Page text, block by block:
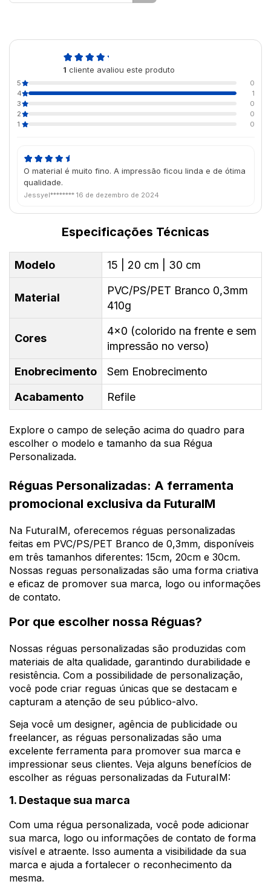
1 cliente avaliou este produto
5
0
4
1
3
0
2
0
1
0
O material é muito fino. A impressão ficou linda e de ótima
qualidade.
Jessyel******** 16 de dezembro de 2024
Especificações Técnicas
Modelo 15 | 20 cm | 30 cm
Material
PVC/PS/PET Branco 0,3mm
410g
Cores
4x0 (colorido na frente e sem
impressão no verso)
Enobrecimento
Sem Enobrecimento
Acabamento
Refile
Explore o campo de seleção acima do quadro para
escolher o modelo e tamanho da sua Régua
Personalizada.
Réguas Personalizadas: A ferramenta
promocional exclusiva da FuturaIM
Na FuturaIM, oferecemos réguas personalizadas
feitas em PVC/PS/PET Branco de 0,3mm, disponíveis
em três tamanhos diferentes: 15cm, 20cm e 30cm.
Nossas reguas personalizadas são uma forma criativa
e eficaz de promover sua marca, logo ou informações
de contato.
Por que escolher nossa Réguas?
Nossas réguas personalizadas são produzidas com
materiais de alta qualidade, garantindo durabilidade e
resistência. Com a possibilidade de personalização,
você pode criar reguas únicas que se destacam e
capturam a atenção de seu público-alvo.
Seja você um designer, agência de publicidade ou
freelancer, as réguas personalizadas são uma
excelente ferramenta para promover sua marca e
impressionar seus clientes. Veja alguns benefícios de
escolher as réguas personalizadas da FuturaIM:
1. Destaque sua marca
Com uma régua personalizada, você pode adicionar
sua marca, logo ou informações de contato de forma
visível e atraente. Isso aumenta a visibilidade da sua
marca e ajuda a fortalecer o reconhecimento da
mesma.